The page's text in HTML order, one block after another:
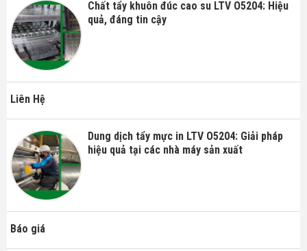
Chất tẩy khuôn đúc cao su LTV O5204: Hiệu
quả, đáng tin cậy
Liên Hệ
Dung dịch tẩy mực in LTV O5204: Giải pháp
hiệu quả tại các nhà máy sản xuất
Báo giá